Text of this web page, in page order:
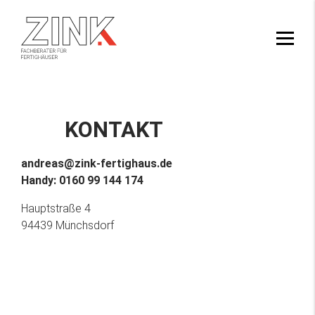
KONTAKT
andreas@zink-fertighaus.de
Handy: 0160 99 144 174
Hauptstraße 4
94439 Münchsdorf